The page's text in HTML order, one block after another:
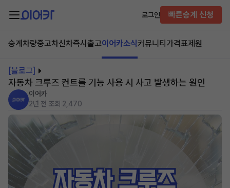
로그인 빠른승계 신청
승계차량중고차신차즉시출고이어카소식커뮤니티 가격표제원
[블로그]
자동차 크루즈 컨트롤 기능 사용 시 사고 발생하는 원인
이어카
2년 전 조회 2,470